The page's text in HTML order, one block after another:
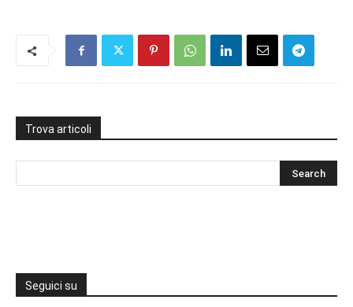
Trova articoli
Seguici su